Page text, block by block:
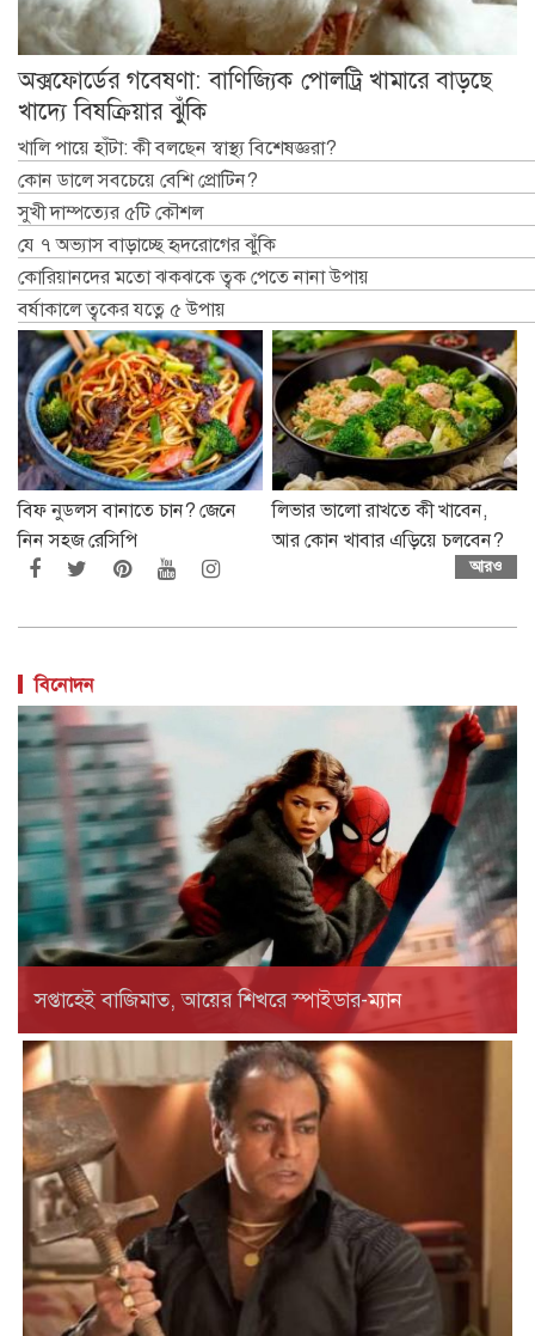
অক্সফোর্ডের গবেষণা: বাণিজ্যিক পোলট্রি খামারে বাড়ছে
খাদ্যে বিষক্রিয়ার ঝুঁকি
খালি পায়ে হাঁটা: কী বলছেন স্বাস্থ্য বিশেষজ্ঞরা?
কোন ডালে সবচেয়ে বেশি প্রোটিন?
সুখী দাম্পত্যের ৫টি কৌশল
যে ৭ অভ্যাস বাড়াচ্ছে হৃদরোগের ঝুঁকি
কোরিয়ানদের মতো ঝকঝকে ত্বক পেতে নানা উপায়
বর্ষাকালে ত্বকের যত্নে ৫ উপায়
বিফ নুডলস বানাতে চান? জেনে
নিন সহজ রেসিপি
লিভার ভালো রাখতে কী খাবেন,
আর কোন খাবার এড়িয়ে চলবেন?
আরও
বিনোদন
সপ্তাহেই বাজিমাত, আয়ের শিখরে স্পাইডার-ম্যান